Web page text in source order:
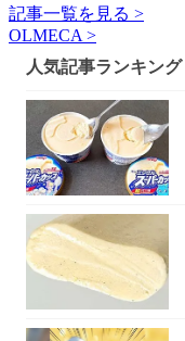
記事一覧を見る >
OLMECA >
人気記事ランキング